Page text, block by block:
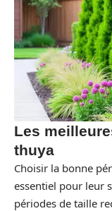
Les
thuya
Choisir la bonne
essentiel pour leur
périodes de taille